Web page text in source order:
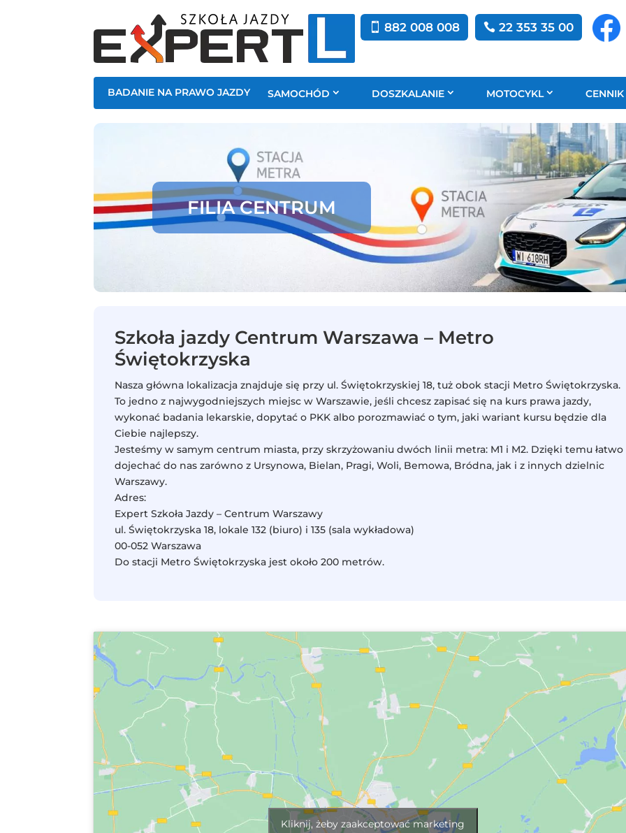
882 008 008 22 353 35 00
BADANIE NA PRAWO JAZDY SAMOCHÓD DOSZKALANIE MOTOCYKL CENNIK
FILIA CENTRUM
Szkoła jazdy Centrum Warszawa – Metro
Świętokrzyska
Nasza główna lokalizacja znajduje się przy ul. Świętokrzyskiej 18, tuż obok stacji Metro Świętokrzyska.
To jedno z najwygodniejszych miejsc w Warszawie, jeśli chcesz zapisać się na kurs prawa jazdy,
wykonać badania lekarskie, dopytać o PKK albo porozmawiać o tym, jaki wariant kursu będzie dla
Ciebie najlepszy.
Jesteśmy w samym centrum miasta, przy skrzyżowaniu dwóch linii metra: M1 i M2. Dzięki temu łatwo
dojechać do nas zarówno z Ursynowa, Bielan, Pragi, Woli, Bemowa, Bródna, jak i z innych dzielnic
Warszawy.
Adres:
Expert Szkoła Jazdy – Centrum Warszawy
ul. Świętokrzyska 18, lokale 132 (biuro) i 135 (sala wykładowa)
00-052 Warszawa
Do stacji Metro Świętokrzyska jest około 200 metrów.
Kliknij, żeby zaakceptować marketing